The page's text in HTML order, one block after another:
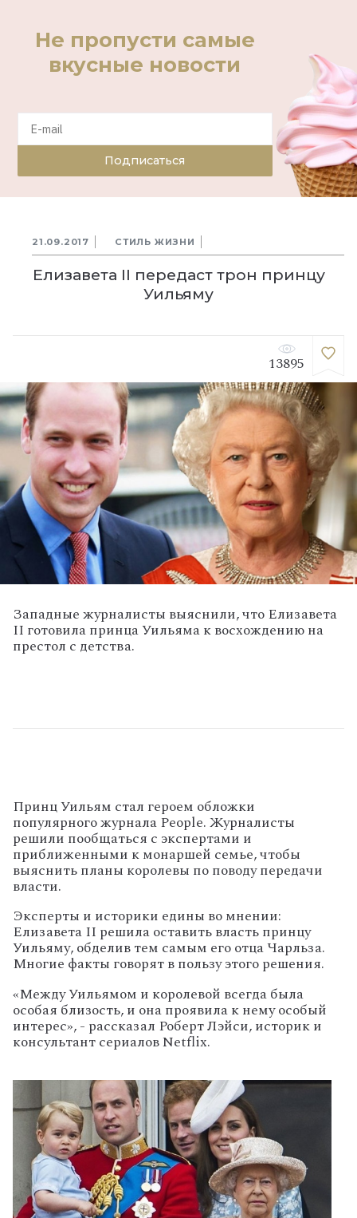
Не пропусти самые
вкусные новости
Подписаться
21.09.2017 СТИЛЬ ЖИЗНИ
Елизавета II передаст трон принцу
Уильяму
13895
Западные журналисты выяснили, что Елизавета
II готовила принца Уильяма к восхождению на
престол с детства.
Принц Уильям стал героем обложки
популярного журнала People. Журналисты
решили пообщаться с экспертами и
приближенными к монаршей семье, чтобы
выяснить планы королевы по поводу передачи
власти.
Эксперты и историки едины во мнении:
Елизавета II решила оставить власть принцу
Уильяму, обделив тем самым его отца Чарльза.
Многие факты говорят в пользу этого решения.
«Между Уильямом и королевой всегда была
особая близость, и она проявила к нему особый
интерес», - рассказал Роберт Лэйси, историк и
консультант сериалов Netflix.